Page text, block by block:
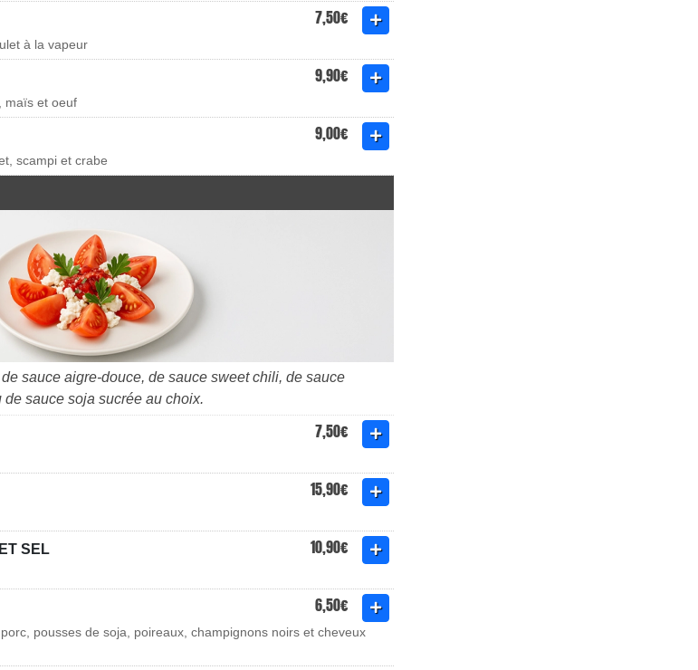
7,50€
à la vapeur
9,90€
maïs et oeuf
9,00€
scampi et crabe
sauce aigre-douce, de sauce sweet chili, de sauce
sauce soja sucrée au choix.
7,50€
15,90€
SEL 10,90€
6,50€
pousses de soja, poireaux, champignons noirs et cheveux